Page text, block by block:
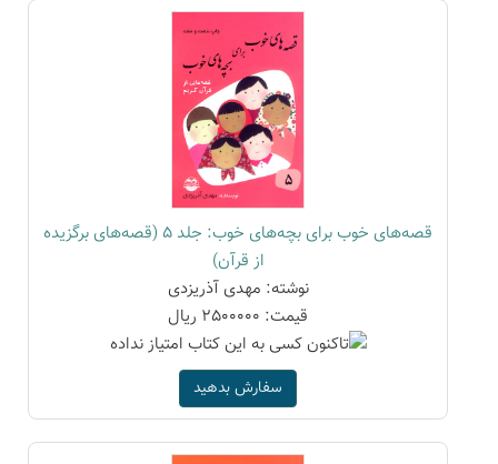
قصه‌های خوب برای بچه‌های خوب: جلد 5 (قصه‌های برگزیده
از قرآن)
نوشته: مهدی آذریزدی
قیمت: 2500000 ریال
سفارش بدهید